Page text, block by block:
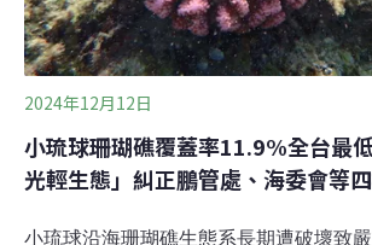
2024年12月12日
小琉球珊瑚礁覆蓋率11.9%全台最
光輕生態」糾正鵬管處、海委會等
小琉球沿海珊瑚礁生態系長期遭破壞致